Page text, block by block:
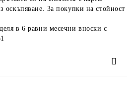
оскъпяване. За покупки на стойност
в 6 равни месечни вноски с